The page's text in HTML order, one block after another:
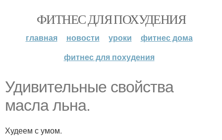
ФИТНЕС ДЛЯ ПОХУДЕНИЯ
главная новости уроки
фитнес дома
фитнес для похудения
Удивительные свойства
масла льна.
Худеем с умом.